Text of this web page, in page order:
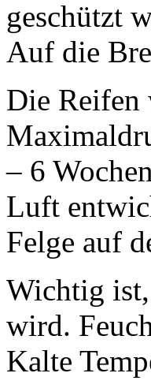
geschützt
Auf die
Die Reifen
– 6
Luft
Felge auf
Wichtig ist,
wird.
Kalte